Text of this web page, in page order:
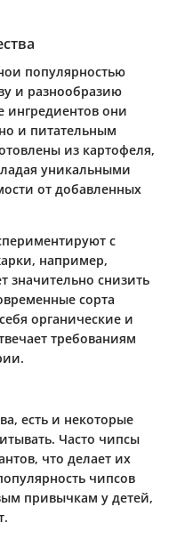
популярностью
и разнообразию
ингредиентов они
и питательным
из картофеля,
уникальными
от добавленных
с
например,
значительно снизить
сорта
органические и
требованиям
есть и некоторые
Часто чипсы
что делает их
чипсов
привычкам у детей,